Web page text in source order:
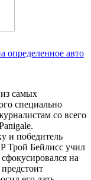
определенное авто
самых
специально
со всего
и победитель
Трой Бейлисс учил
на